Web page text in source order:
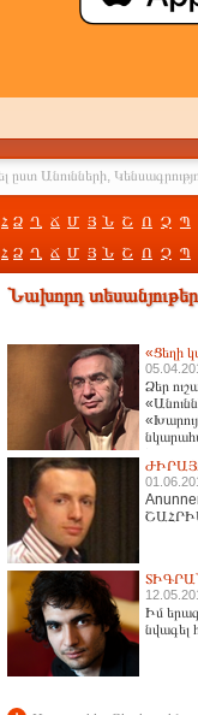
Հ Ձ Ղ Ճ Մ Յ Ն Շ Ո Չ Պ
Հ Ձ Ղ Ճ Մ Յ Ն Շ Ո Չ Պ
Նախորդ
«Ցեղի
Ձեր
Իմ
նվագել